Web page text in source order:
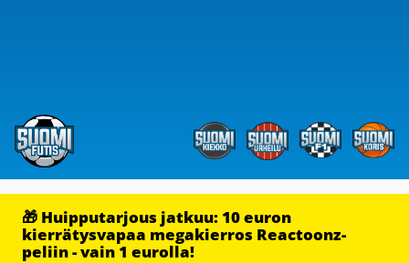
🎁 Huipputarjous jatkuu: 10 euron
kierrätysvapaa megakierros Reactoonz-
peliin - vain 1 eurolla!